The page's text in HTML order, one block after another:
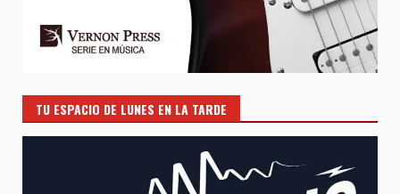
TU ESPACIO DE LUNES EN LA TARDE